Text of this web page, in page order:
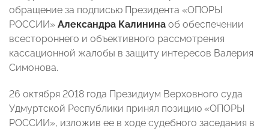
обращение за подписью Президента «ОПОРЫ
РОССИИ» Александра Калинина об обеспечении
всестороннего и объективного рассмотрения
кассационной жалобы в защиту интересов Валерия
Симонова.
26 октября 2018 года Президиум Верховного суда
Удмуртской Республики принял позицию «ОПОРЫ
РОССИИ», изложив ее в ходе судебного заседания в